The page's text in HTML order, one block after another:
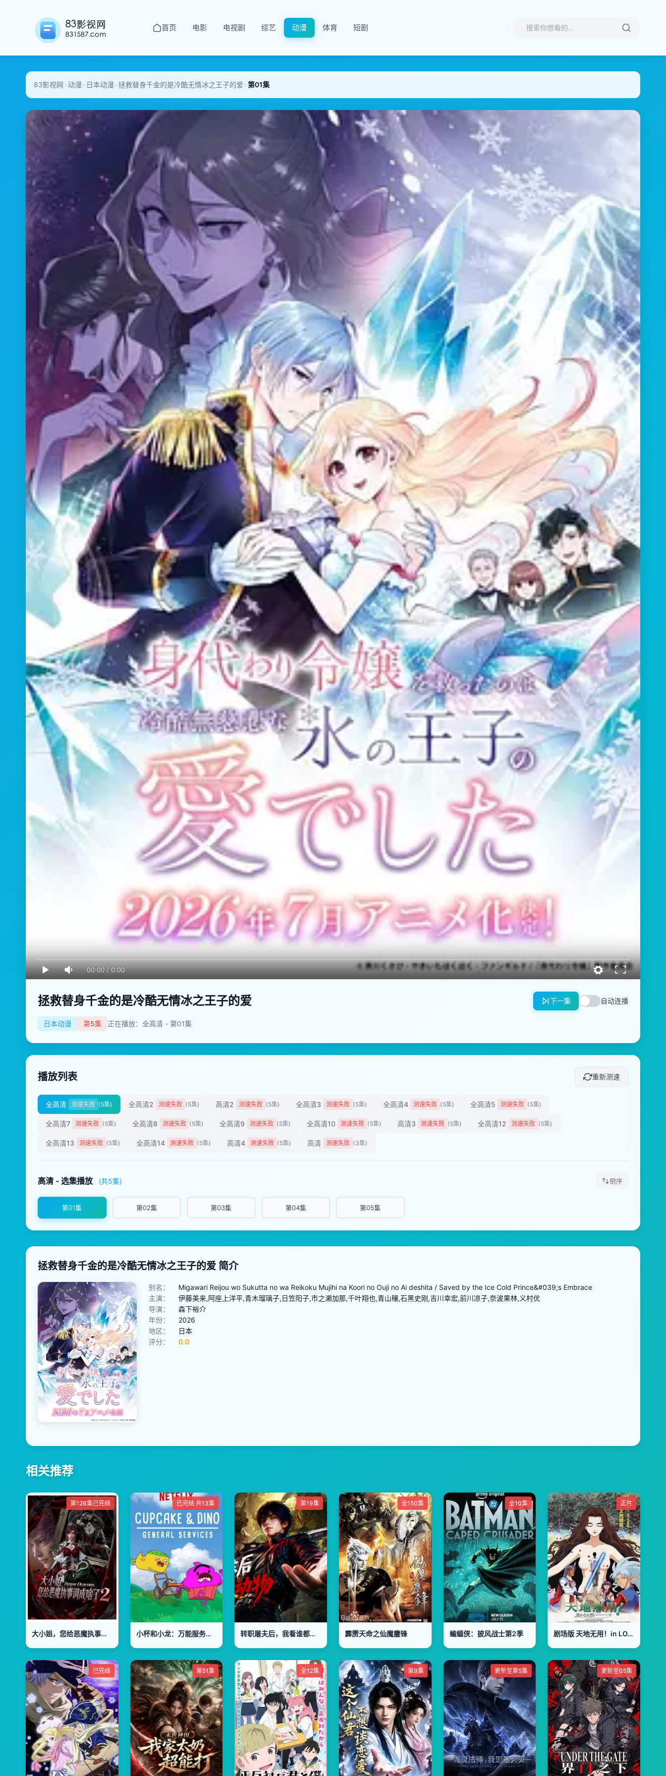
首页 电影 电视剧 综艺 动漫 体育 短剧
83影视网>动漫> 日本动漫>拯救替身千金的是冷酷无情冰之王子的爱>第01集
00:00/0:00
拯救替身千金的是冷酷无情冰之王子的爱
日本动漫 第5集 正在播放：全高清 - 第01集
下一集 自动连播
播放列表 重新测速
全高清 测速失败 (5集) 全高清2 测速失败 (5集) 高清2 测速失败 (5集) 全高清3 测速失败 (5集) 全高清4 测速失败 (5集) 全高清5 测速失败 (5集)
全高清7 测速失败 (5集) 全高清8 测速失败 (5集) 全高清9 测速失败 (5集) 全高清10 测速失败 (5集) 高清3 测速失败 (5集) 全高清12 测速失败 (5集)
全高清13 测速失败 (5集) 全高清14 测速失败 (5集) 高清4 测速失败 (5集) 高清 测速失败 (3集)
高清 - 选集播放 (共5集) 倒序
第01集 第02集 第03集 第04集 第05集
拯救替身千金的是冷酷无情冰之王子的爱 简介
别名：
Migawari Reijou wo Sukutta no wa Reikoku Mujihi na Koori no Ouji no Ai deshita / Saved by the Ice Cold Prince&#039;s Embrace
主演：
伊藤美来,阿座上洋平,青木瑠璃子,日笠阳子,市之濑加那,千叶翔也,青山穰,石黑史刚,吉川幸宏,前川凉子,奈波果林,义村优
导演：
森下裕介
年份：
2026
地区：
日本
评分：
0.0
相关推荐
第126集已完结
大小姐，您给恶魔执事调成啥了2
已完结 共13集
小杯和小龙：万能服务第二季
第19集
转职屠夫后，我看谁都是动物
全150集
霹雳天命之仙魔鏖锋
全10集
蝙蝠侠：披风战士第2季
正片
剧场版 天地无用！in LOVE2：遥远的思念
已完结 第51集 全12集 第9集 更新至第5集 更新至05集